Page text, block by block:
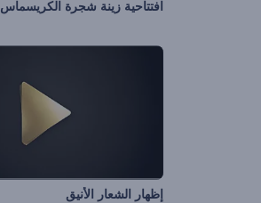
افتتاحية زينة شجرة الكريسماس
إظهار الشعار الأنيق